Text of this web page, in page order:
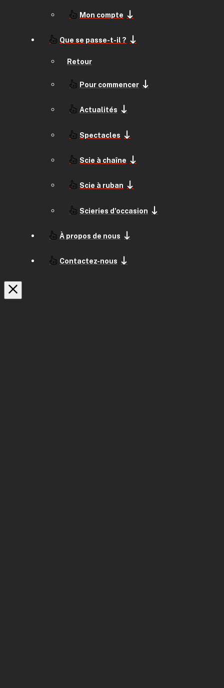
Mon compte
Que se passe-t-il ?
Retour
Pour commencer
Actualités
Spectacles
Scie à chaîne
Scie à ruban
Scieries d'occasion
À propos de nous
Contactez-nous